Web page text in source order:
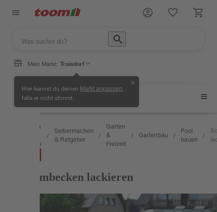
Mein Markt: Troisdorf
Hier kannst du deinen Markt anpassen
falls er nicht stimmt.
✕
Pool bauen
Wissen
Service
/
Selbermachen
& Ratgeber
/
Garten
&
Freizeit
/ Gartenbau /
Pool
bauen
/
Schwimmbecken lackieren